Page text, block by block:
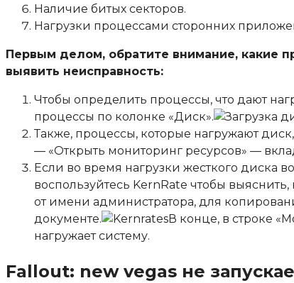
Наличие битых секторов.
Нагрузки процессами сторонних
Первым делом, обратите внимание, какие
выявить неисправность:
Чтобы определить процессы, что дают
процессы по колонке «Диск».
Также, процессы, которые нагружают
— «Открыть мониторинг ресурсов» —
Если во время нагрузки жесткого диска
воспользуйтесь KernRate чтобы выяснить,
от имени администратора, для
документе.
В конце, в строке
нагружает систему.
Fallout: new vegas не